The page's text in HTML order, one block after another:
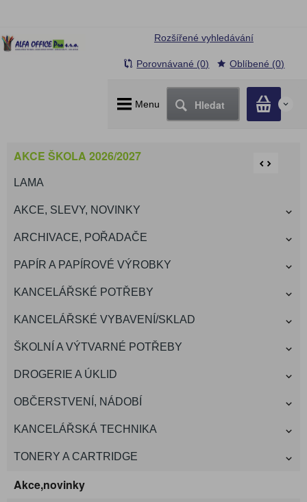
Menu Hledat 0
Rozšířené vyhledávání
Porovnávané (0) Oblíbené (0)
AKCE ŠKOLA 2026/2027
LAMA
AKCE, SLEVY, NOVINKY
ARCHIVACE, POŘADAČE
PAPÍR A PAPÍROVÉ VÝROBKY
KANCELÁŘSKÉ POTŘEBY
KANCELÁŘSKÉ VYBAVENÍ/SKLAD
ŠKOLNÍ A VÝTVARNÉ POTŘEBY
DROGERIE A ÚKLID
OBČERSTVENÍ, NÁDOBÍ
KANCELÁŘSKÁ TECHNIKA
TONERY A CARTRIDGE
Akce,novinky